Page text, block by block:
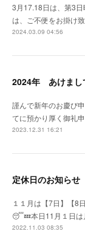
3月17.18日は、第3
は、ご不便をお掛け
2024.03.09 04:56
2024年 あけまし
謹んで新年のお慶び
てに預かり厚く御礼
2023.12.31 16:21
定休日のお知らせ
１１月は【7日】【8
😴💤本日11月１日
2022.11.03 08:35